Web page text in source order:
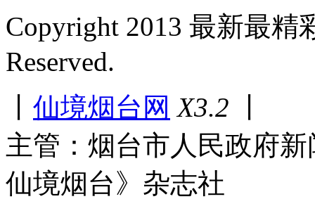
Copyright 2013 最新最
Reserved.
仙境烟台网 X3.2
主管：烟台市人民政府
仙境烟台》杂志社